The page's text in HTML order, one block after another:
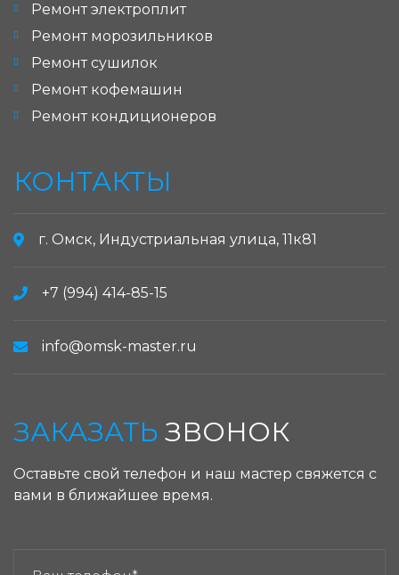
Ремонт электроплит
Ремонт морозильников
Ремонт сушилок
Ремонт кофемашин
Ремонт кондиционеров
КОНТАКТЫ
г. Омск, Индустриальная улица, 11к81
+7 (994) 414-85-15
info@omsk-master.ru
ЗАКАЗАТЬ ЗВОНОК
Оставьте свой телефон и наш мастер свяжется с
вами в ближайшее время.